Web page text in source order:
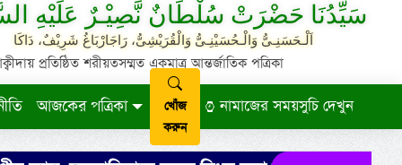
سَيِّدُنَا حَضْرَتْ سُلْطَانٌ نَّصِيْـرٌ عَلَيْهِ
اَلْـحَسَنِـىُّ وَالْـحُسَيْنِـىُّ وَالْقُرَيْشِىُّ، رَاجَارْبَاغُ شَرِيْفٌ، دَاكَا
প্রতিষ্ঠিত শরীয়তসম্মত একমাত্র আন্তর্জাতিক পত্রিকা
আজকের পত্রিকা
খোঁজ
করুন
নামাজের সময়সুচি দেখুন